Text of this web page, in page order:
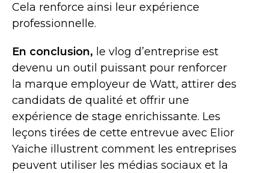
Cela renforce ainsi leur expérience
professionnelle.
En conclusion, le vlog d’entreprise est
devenu un outil puissant pour renforcer
la marque employeur de Watt, attirer des
candidats de qualité et offrir une
expérience de stage enrichissante. Les
leçons tirées de cette entrevue avec Elior
Yaiche illustrent comment les entreprises
peuvent utiliser les médias sociaux et la